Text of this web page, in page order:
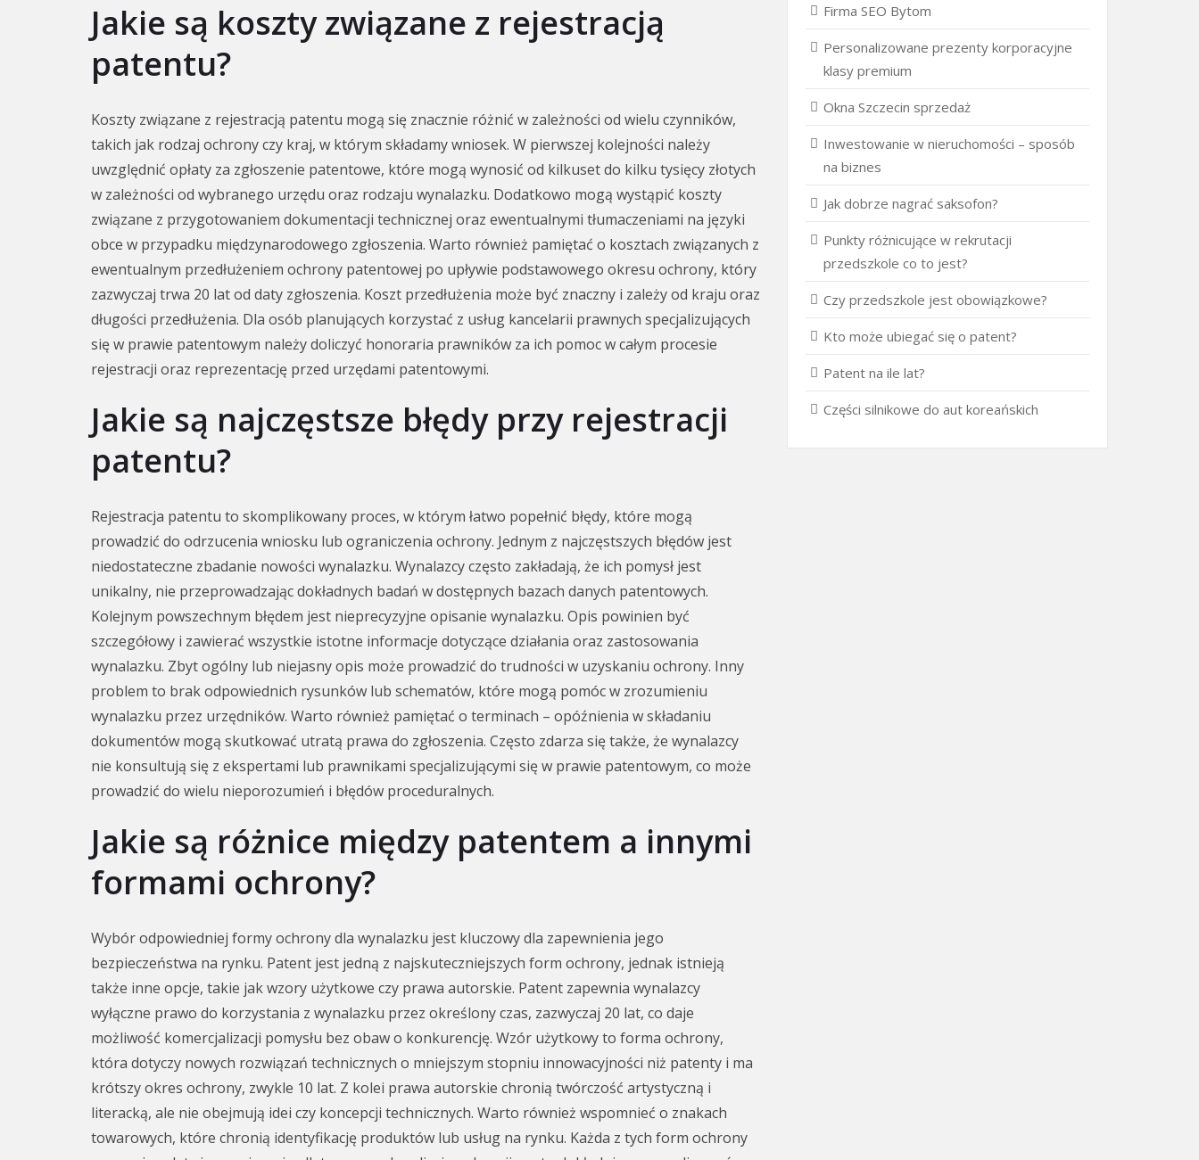
Jakie są koszty związane z rejestracją
patentu?
Koszty związane z rejestracją patentu mogą się znacznie różnić w zależności od wielu czynników,
takich jak rodzaj ochrony czy kraj, w którym składamy wniosek. W pierwszej kolejności należy
uwzględnić opłaty za zgłoszenie patentowe, które mogą wynosić od kilkuset do kilku tysięcy złotych
w zależności od wybranego urzędu oraz rodzaju wynalazku. Dodatkowo mogą wystąpić koszty
związane z przygotowaniem dokumentacji technicznej oraz ewentualnymi tłumaczeniami na języki
obce w przypadku międzynarodowego zgłoszenia. Warto również pamiętać o kosztach związanych z
ewentualnym przedłużeniem ochrony patentowej po upływie podstawowego okresu ochrony, który
zazwyczaj trwa 20 lat od daty zgłoszenia. Koszt przedłużenia może być znaczny i zależy od kraju oraz
długości przedłużenia. Dla osób planujących korzystać z usług kancelarii prawnych specjalizujących
się w prawie patentowym należy doliczyć honoraria prawników za ich pomoc w całym procesie
rejestracji oraz reprezentację przed urzędami patentowymi.
Jakie są najczęstsze błędy przy rejestracji
patentu?
Rejestracja patentu to skomplikowany proces, w którym łatwo popełnić błędy, które mogą
prowadzić do odrzucenia wniosku lub ograniczenia ochrony. Jednym z najczęstszych błędów jest
niedostateczne zbadanie nowości wynalazku. Wynalazcy często zakładają, że ich pomysł jest
unikalny, nie przeprowadzając dokładnych badań w dostępnych bazach danych patentowych.
Kolejnym powszechnym błędem jest nieprecyzyjne opisanie wynalazku. Opis powinien być
szczegółowy i zawierać wszystkie istotne informacje dotyczące działania oraz zastosowania
wynalazku. Zbyt ogólny lub niejasny opis może prowadzić do trudności w uzyskaniu ochrony. Inny
problem to brak odpowiednich rysunków lub schematów, które mogą pomóc w zrozumieniu
wynalazku przez urzędników. Warto również pamiętać o terminach – opóźnienia w składaniu
dokumentów mogą skutkować utratą prawa do zgłoszenia. Często zdarza się także, że wynalazcy
nie konsultują się z ekspertami lub prawnikami specjalizującymi się w prawie patentowym, co może
prowadzić do wielu nieporozumień i błędów proceduralnych.
Jakie są różnice między patentem a innymi
formami ochrony?
Wybór odpowiedniej formy ochrony dla wynalazku jest kluczowy dla zapewnienia jego
bezpieczeństwa na rynku. Patent jest jedną z najskuteczniejszych form ochrony, jednak istnieją
także inne opcje, takie jak wzory użytkowe czy prawa autorskie. Patent zapewnia wynalazcy
wyłączne prawo do korzystania z wynalazku przez określony czas, zazwyczaj 20 lat, co daje
możliwość komercjalizacji pomysłu bez obaw o konkurencję. Wzór użytkowy to forma ochrony,
która dotyczy nowych rozwiązań technicznych o mniejszym stopniu innowacyjności niż patenty i ma
krótszy okres ochrony, zwykle 10 lat. Z kolei prawa autorskie chronią twórczość artystyczną i
literacką, ale nie obejmują idei czy koncepcji technicznych. Warto również wspomnieć o znakach
towarowych, które chronią identyfikację produktów lub usług na rynku. Każda z tych form ochrony
Firma SEO Bytom
Personalizowane prezenty korporacyjne
klasy premium
Okna Szczecin sprzedaż
Inwestowanie w nieruchomości – sposób
na biznes
Jak dobrze nagrać saksofon?
Punkty różnicujące w rekrutacji
przedszkole co to jest?
Czy przedszkole jest obowiązkowe?
Kto może ubiegać się o patent?
Patent na ile lat?
Części silnikowe do aut koreańskich